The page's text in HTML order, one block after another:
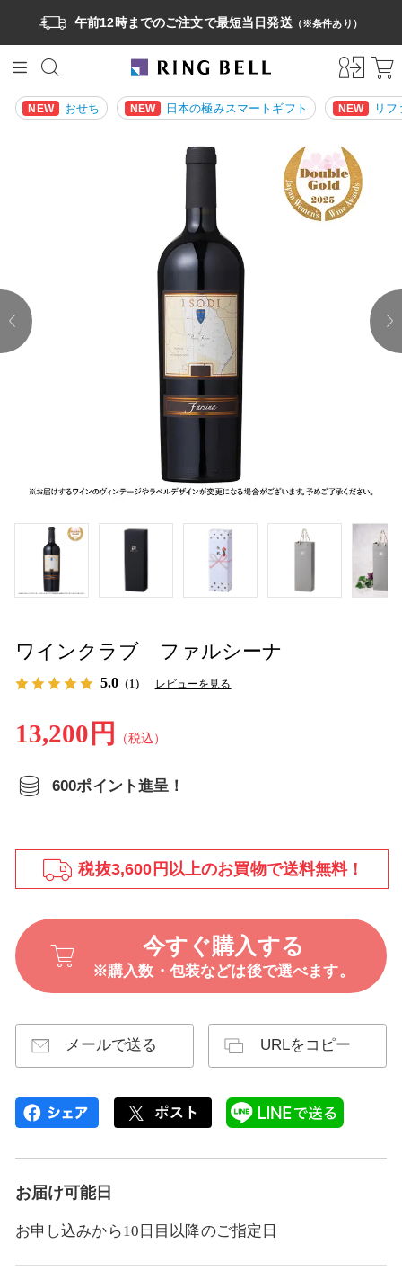
午前12時までのご注文で最短当日発送（※条件あり）
NEW おせち NEW 日本の極みスマートギフト NEW リ
prev
ワインクラブ ファルシーナ
5.0 （1） レビューを見る
13,200円 （税込）
600ポイント進呈！
税抜3,600円以上のお買物で送料無料！
今すぐ購入する
※購入数・包装などは後で選べます。
メールで送る URLをコピー
お届け可能日
お申し込みから10日目以降のご指定日